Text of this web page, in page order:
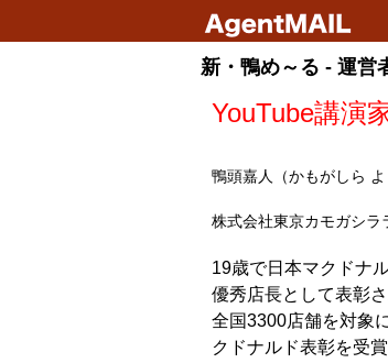
新・鴨め～る - 運営
YouTube講演
鴨頭嘉人（かもがしら よ
株式会社東京カモガシ
19歳で日本マクドナ
優秀店長として表彰さ
全国3300店舗を対象
クドナルド表彰を受